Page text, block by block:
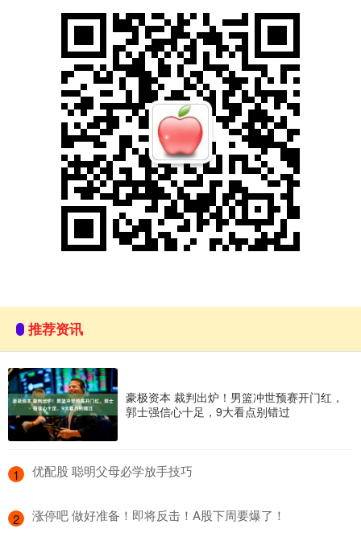
推荐资讯
豪极资本 裁判出炉！男篮冲世预赛开门红，
郭士强信心十足，9大看点别错过
1 ​优配股 聪明父母必学放手技巧
2 ​涨停吧 做好准备！即将反击！A股下周要爆了！